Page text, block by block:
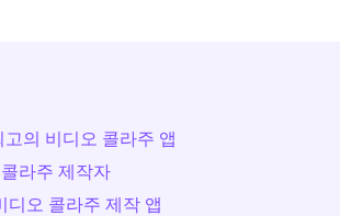
의 비디오 콜라주 앱
라주 제작자
오 콜라주 제작 앱